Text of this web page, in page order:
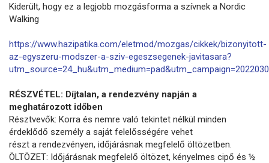
Kiderült, hogy ez a legjobb mozgásforma a szívnek a Nordic
Walking
https://www.hazipatika.com/eletmod/mozgas/cikkek/bizonyitott-
az-egyszeru-modszer-a-sziv-egeszsegenek-javitasara?
RÉSZVÉTEL: Díjtalan, a rendezvény napján a
meghatározott időben
Résztvevők: Korra és nemre való tekintet nélkül minden
érdeklődő személy a saját felelősségére vehet
részt a rendezvényen, időjárásnak megfelelő öltözetben.
ÖLTÖZET: Időjárásnak megfelelő öltözet, kényelmes cipő és ½